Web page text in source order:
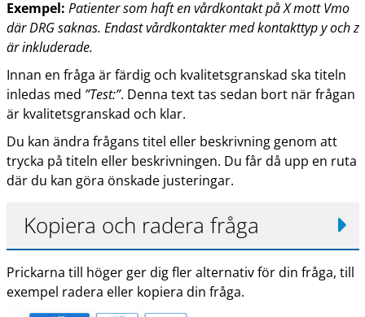
Exempel: Patienter som haft en vårdkontakt på X mott Vmo
där DRG saknas. Endast vårdkontakter med kontakttyp y och z
är inkluderade.
Innan en fråga är färdig och kvalitetsgranskad ska titeln
inledas med ”Test:”. Denna text tas sedan bort när frågan
är kvalitetsgranskad och klar.
Du kan ändra frågans titel eller beskrivning genom att
trycka på titeln eller beskrivningen. Du får då upp en ruta
där du kan göra önskade justeringar.
Kopiera och radera fråga
Prickarna till höger ger dig fler alternativ för din fråga, till
exempel radera eller kopiera din fråga.